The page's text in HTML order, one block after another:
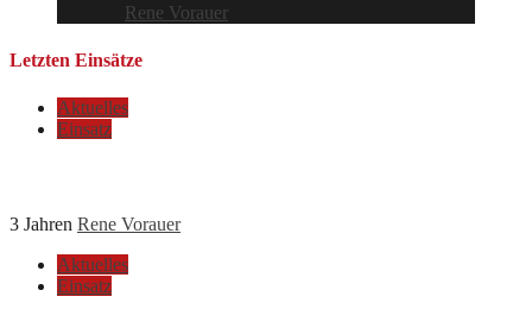
Rene Vorauer
Letzten Einsätze
Aktuelles
Einsatz
3 Jahren Rene Vorauer
Aktuelles
Einsatz